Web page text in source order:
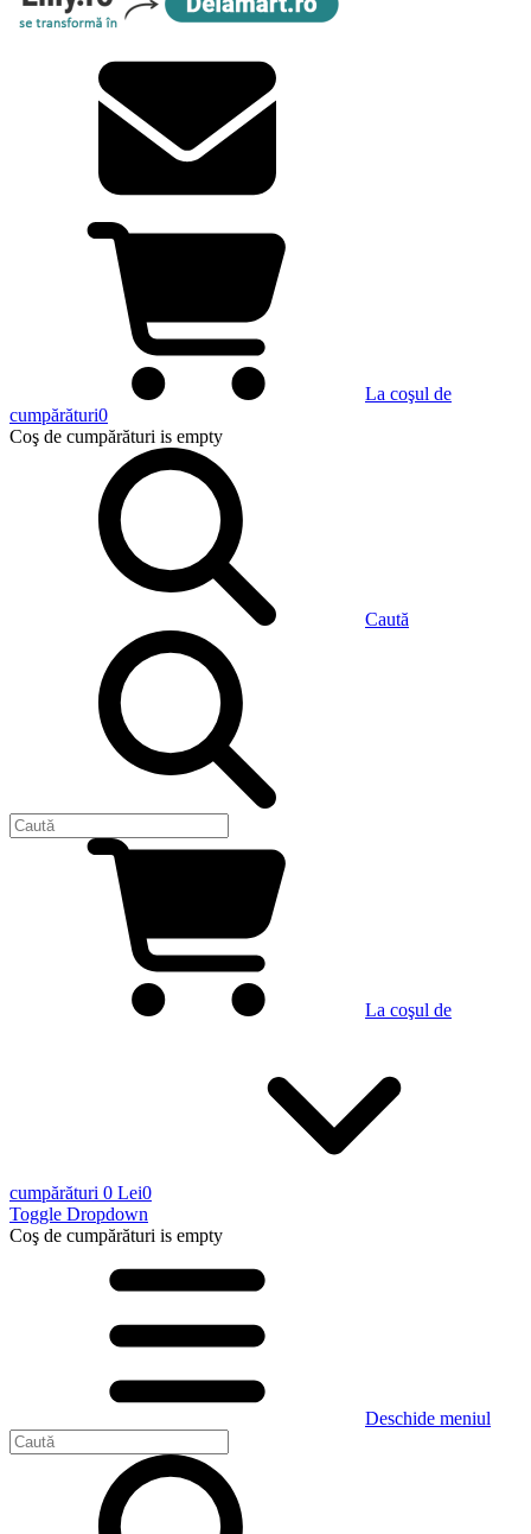
La coşul de
cumpărături0
Coş de cumpărături is empty
Caută
La coşul de
cumpărături 0 Lei0
Toggle Dropdown
Coş de cumpărături is empty
Deschide meniul